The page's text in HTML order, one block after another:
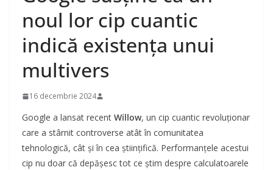
noul lor cip cuantic
indică existența unui
multivers
16 decembrie 2024
Google a lansat recent Willow, un cip cuantic revoluționar
care a stârnit controverse atât în comunitatea
tehnologică, cât și în cea științifică. Performanțele acestui
cip nu doar că depășesc tot ce știm despre calculatoarele